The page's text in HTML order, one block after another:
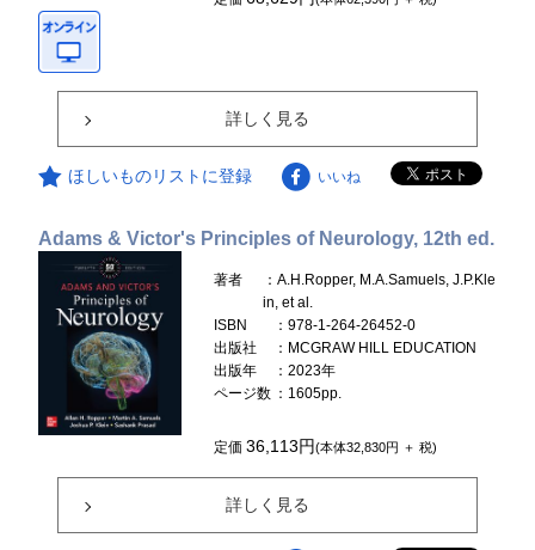
詳しく見る
ほしいものリストに登録 いいね
Adams & Victor's Principles of Neurology, 12th ed.
著者
：A.H.Ropper, M.A.Samuels, J.P.Kle
in, et al.
ISBN
：978-1-264-26452-0
出版社
：MCGRAW HILL EDUCATION
出版年
：2023年
ページ数 ：1605pp.
定価36,113円(本体32,830円 ＋ 税)
詳しく見る